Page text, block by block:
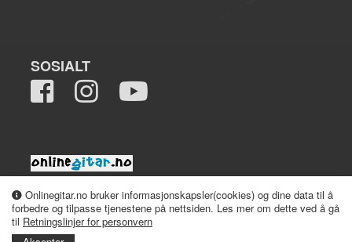
Onlinegitar.no bruker informasjonskapsler(cookies) og dine data til å
forbedre og tilpasse tjenestene på nettsiden. Les mer om dette ved å gå
til Retningslinjer for personvern
SOSIALT
2008-2026 onlinegitar.no